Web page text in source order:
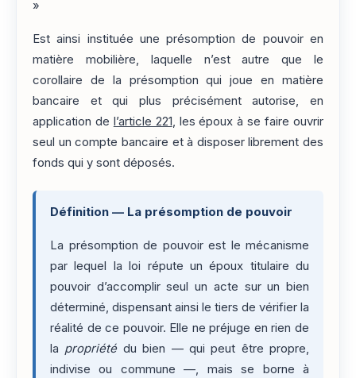
»
Est ainsi instituée une présomption de pouvoir en
matière mobilière, laquelle n’est autre que le
corollaire de la présomption qui joue en matière
bancaire et qui plus précisément autorise, en
application de l’article 221, les époux à se faire ouvrir
seul un compte bancaire et à disposer librement des
fonds qui y sont déposés.
Définition — La présomption de pouvoir
La présomption de pouvoir est le mécanisme
par lequel la loi répute un époux titulaire du
pouvoir d’accomplir seul un acte sur un bien
déterminé, dispensant ainsi le tiers de vérifier la
réalité de ce pouvoir. Elle ne préjuge en rien de
la propriétédu bien — qui peut être propre,
indivise ou commune —, mais se borne à